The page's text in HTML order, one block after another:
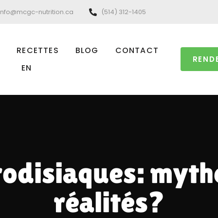
nutrition.ca (514) 312-1405
RECETTES BLOG
CONTACT
EN
réalités?